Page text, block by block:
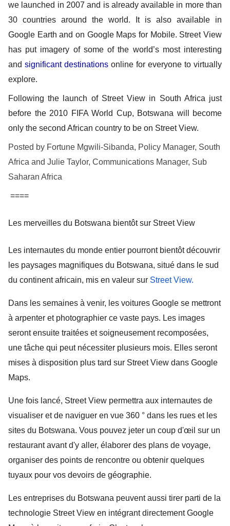
we launched in 2007 and is already available in more than
30 countries around the world. It is also available in
Google Earth and on Google Maps for Mobile. Street View
has put imagery of some of the world’s most interesting
and significant destinations online for everyone to virtually
explore.
Following the launch of Street View in South Africa just
before the 2010 FIFA World Cup, Botswana will become
only the second African country to be on Street View.
Posted by Fortune Mgwili-Sibanda, Policy Manager, South
Africa and Julie Taylor, Communications Manager, Sub
Saharan Africa
====
Les merveilles du Botswana bientôt sur Street View
Les internautes du monde entier pourront bientôt découvrir
les paysages magnifiques du Botswana, situé dans le sud
du continent africain, mis en valeur sur Street View.
Dans les semaines à venir, les voitures Google se mettront
à arpenter et photographier ce vaste pays. Les images
seront ensuite traitées et soigneusement recomposées,
une tâche qui peut nécessiter plusieurs mois. Elles seront
mises à disposition plus tard sur Street View dans Google
Maps.
Une fois lancé, Street View permettra aux internautes de
visualiser et de naviguer en vue 360 ° dans les rues et les
sites du Botswana. Vous pouvez jeter un coup d'œil sur un
restaurant avant d'y aller, élaborer des plans de voyage,
organiser des points de rencontre ou obtenir quelques
tuyaux pour vos devoirs de géographie.
Les entreprises du Botswana peuvent aussi tirer parti de la
technologie Street View en intégrant directement Google